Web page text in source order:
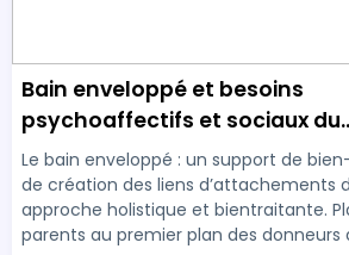
Bain enveloppé et besoins
psychoaffectifs et sociaux du
nouveau-né
Le bain enveloppé : un support de
de création des liens d’attachements
approche holistique et bientraitante.
parents au premier plan des donneurs